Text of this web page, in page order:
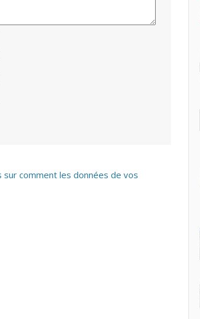
sur comment les données de vos